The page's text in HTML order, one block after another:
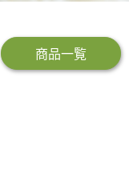
商品一覧